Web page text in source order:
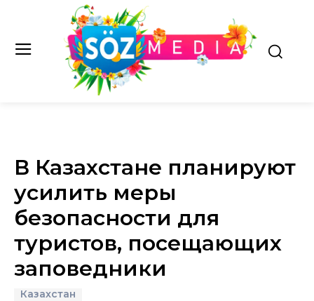
В Казахстане планируют
усилить меры
безопасности для
туристов, посещающих
заповедники
Казахстан